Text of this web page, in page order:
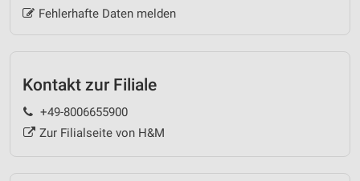
Fehlerhafte Daten melden
Kontakt zur Filiale
+49-8006655900
Zur Filialseite von H&M